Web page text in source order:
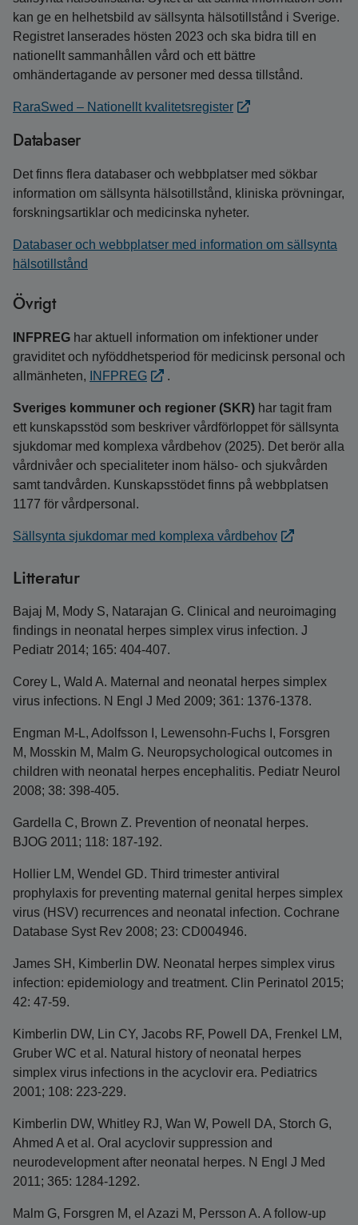
kan ge en helhetsbild av sällsynta hälsotillstånd i Sverige.
Registret lanserades hösten 2023 och ska bidra till en
nationellt sammanhållen vård och ett bättre
omhändertagande av personer med dessa tillstånd.
RaraSwed – Nationellt kvalitetsregister
Databaser
Det finns flera databaser och webbplatser med sökbar
information om sällsynta hälsotillstånd, kliniska prövningar,
forskningsartiklar och medicinska nyheter.
Databaser och webbplatser med information om sällsynta
hälsotillstånd
Övrigt
INFPREG har aktuell information om infektioner under
graviditet och nyföddhetsperiod för medicinsk personal och
allmänheten,
INFPREG .
Sveriges kommuner och regioner (SKR) har tagit fram
ett kunskapsstöd som beskriver vårdförloppet för sällsynta
sjukdomar med komplexa vårdbehov (2025). Det berör alla
vårdnivåer och specialiteter inom hälso- och sjukvården
samt tandvården. Kunskapsstödet finns på webbplatsen
1177 för vårdpersonal.
Sällsynta sjukdomar med komplexa vårdbehov
Litteratur
Bajaj M, Mody S, Natarajan G. Clinical and neuroimaging
findings in neonatal herpes simplex virus infection. J
Pediatr 2014; 165: 404-407.
Corey L, Wald A. Maternal and neonatal herpes simplex
virus infections. N Engl J Med 2009; 361: 1376-1378.
Engman M-L, Adolfsson I, Lewensohn-Fuchs I, Forsgren
M, Mosskin M, Malm G. Neuropsychological outcomes in
children with neonatal herpes encephalitis. Pediatr Neurol
2008; 38: 398-405.
Gardella C, Brown Z. Prevention of neonatal herpes.
BJOG 2011; 118: 187-192.
Hollier LM, Wendel GD. Third trimester antiviral
prophylaxis for preventing maternal genital herpes simplex
virus (HSV) recurrences and neonatal infection. Cochrane
Database Syst Rev 2008; 23: CD004946.
James SH, Kimberlin DW. Neonatal herpes simplex virus
infection: epidemiology and treatment. Clin Perinatol 2015;
42: 47-59.
Kimberlin DW, Lin CY, Jacobs RF, Powell DA, Frenkel LM,
Gruber WC et al. Natural history of neonatal herpes
simplex virus infections in the acyclovir era. Pediatrics
2001; 108: 223-229.
Kimberlin DW, Whitley RJ, Wan W, Powell DA, Storch G,
Ahmed A et al. Oral acyclovir suppression and
neurodevelopment after neonatal herpes. N Engl J Med
2011; 365: 1284-1292.
Malm G, Forsgren M, el Azazi M, Persson A. A follow-up